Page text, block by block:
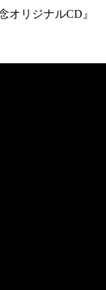
オリジナルCD』